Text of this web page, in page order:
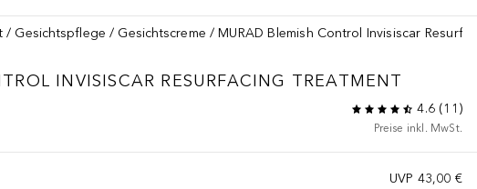
Gesichtspflege Gesichtscreme MURAD Blemish Control Invisiscar
INVISISCAR RESURFACING TREATMENT
4.6(11 )
Preise inkl. MwSt.
UVP 43,00 €